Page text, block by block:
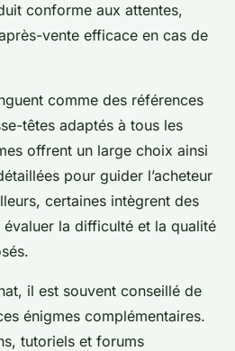
conforme aux attentes,
vente efficace en cas de
comme des références
têtes adaptés à tous les
offrent un large choix ainsi
pour guider l’acheteur
certaines intègrent des
la difficulté et la qualité
il est souvent conseillé de
énigmes complémentaires.
tutoriels et forums